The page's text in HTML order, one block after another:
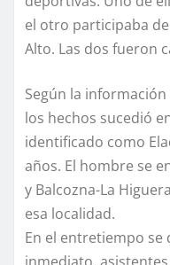
el otro participaba
Alto. Las dos fueron
Según la
los hechos sucedió
identificado como
años. El hombre se
y Balcozna-La
esa localidad.
En el entretiempo